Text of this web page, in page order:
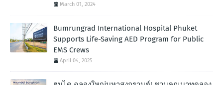
March 01, 2024
Bumrungrad International Hospital Phuket
Supports Life-Saving AED Program for Public
EMS Crews
April 04, 2025